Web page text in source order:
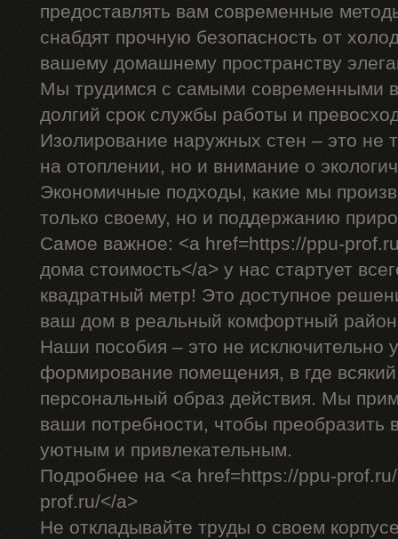
предоставлять вам современные
снабдят прочную безопасность от
вашему домашнему пространству
Мы трудимся с самыми современными
долгий срок службы работы и
Изолирование наружных стен – это не
на отоплении, но и внимание о
Экономичные подходы, какие мы
только своему, но и поддержанию
Самое важное: <a href=https://ppu-
дома стоимость</a> у нас стартует
квадратный метр! Это доступное
ваш дом в реальный комфортный
Наши пособия – это не исключительно
формирование помещения, в где
персональный образ действия. Мы
ваши потребности, чтобы
уютным и привлекательным.
Подробнее на <a href=https://ppu-
prof.ru/</a>
Не откладывайте труды о своем